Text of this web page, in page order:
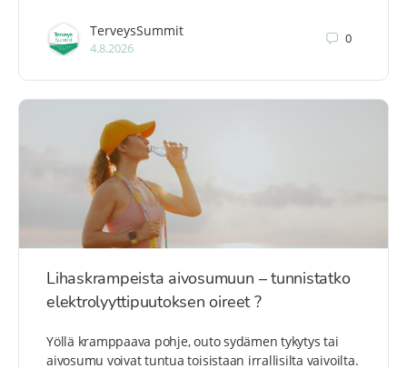
TerveysSummit
4.8.2026
0
Lihaskrampeista aivosumuun – tunnistatko
elektrolyyttipuutoksen oireet ?
Yöllä kramppaava pohje, outo sydämen tykytys tai
aivosumu voivat tuntua toisistaan irrallisilta vaivoilta.